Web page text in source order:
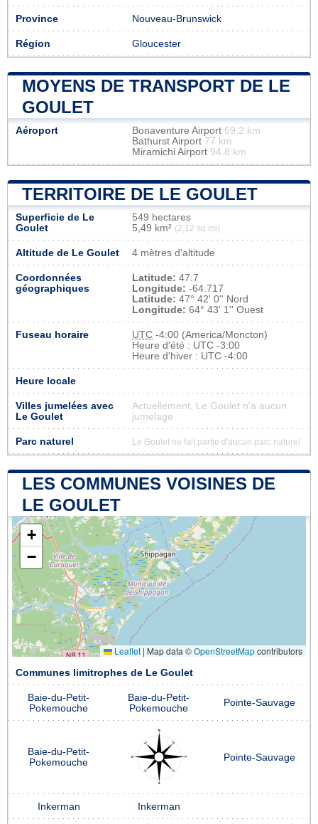
Province Nouveau-Brunswick
Région Gloucester
MOYENS DE TRANSPORT DE LE
GOULET
Aéroport Bonaventure Airport 69.2 km
Bathurst Airport 77 km
Miramichi Airport 94.8 km
TERRITOIRE DE LE GOULET
Superficie de Le
Goulet
549 hectares
5,49 km² (2,12 sq mi)
Altitude de Le Goulet 4 mètres d'altitude
Coordonnées
géographiques
Latitude: 47.7
Longitude: -64.717
Latitude: 47° 42' 0'' Nord
Longitude: 64° 43' 1'' Ouest
Fuseau horaire UTC -4:00 (America/Moncton)
Heure d'été : UTC -3:00
Heure d'hiver : UTC -4:00
Heure locale
Villes jumelées avec
Le Goulet
Actuellement, Le Goulet n'a aucun
jumelage
Parc naturel Le Goulet ne fait partie d'aucun parc naturel
LES COMMUNES VOISINES DE
LE GOULET
+
−
Leaflet | Map data ©OpenStreetMapcontributors
Communes limitrophes de Le Goulet
Baie-du-Petit-
Pokemouche
Baie-du-Petit-
Pokemouche
Pointe-Sauvage
Baie-du-Petit-
Pokemouche
Pointe-Sauvage
Inkerman Inkerman